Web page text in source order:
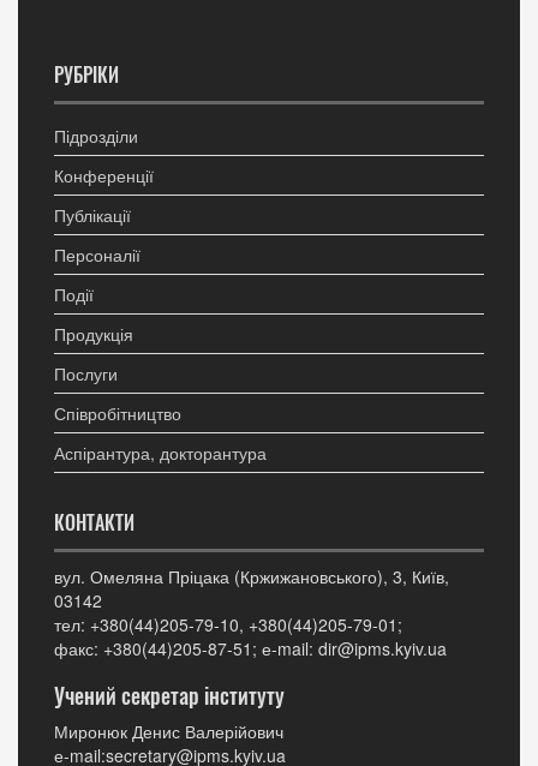
РУБРІКИ
Підрозділи
Конференції
Публікації
Персоналії
Події
Продукція
Послуги
Співробітництво
Аспірантура, докторантура
КОНТАКТИ
вул. Омеляна Пріцака (Кржижановського), 3, Київ,
03142
тел: +380(44)205-79-10, +380(44)205-79-01;
факс: +380(44)205-87-51; е-mail: dir@ipms.kyiv.ua
Учений секретар інституту
Миронюк Денис Валерійович
е-mail:secretary@ipms.kyiv.ua